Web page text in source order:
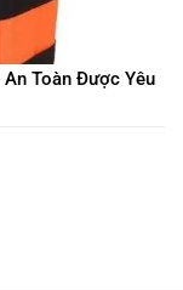
Toàn Được Yêu